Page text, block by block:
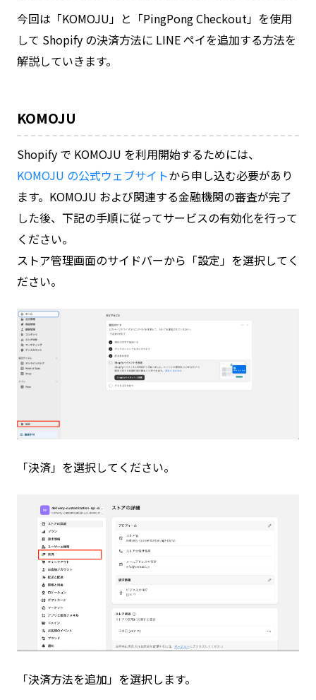
今回は「KOMOJU」と「PingPong Checkout」を使用
して Shopify の決済方法に LINE ペイを追加する方法を
解説していきます。
KOMOJU
Shopify で KOMOJU を利用開始するためには、
KOMOJU の公式ウェブサイトから申し込む必要があり
ます。KOMOJU および関連する金融機関の審査が完了
した後、下記の手順に従ってサービスの有効化を行って
ください。
ストア管理画面のサイドバーから「設定」を選択してく
ださい。
「決済」を選択してください。
「決済方法を追加」を選択します。